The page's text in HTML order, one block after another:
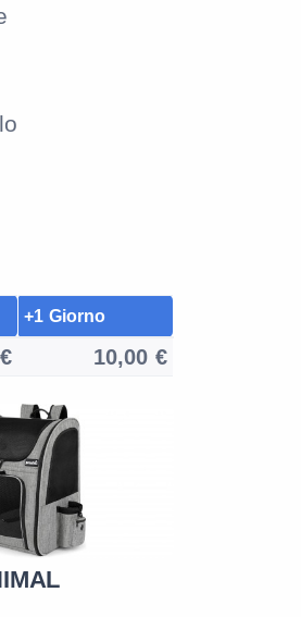
+1 Giorno
10,00 €